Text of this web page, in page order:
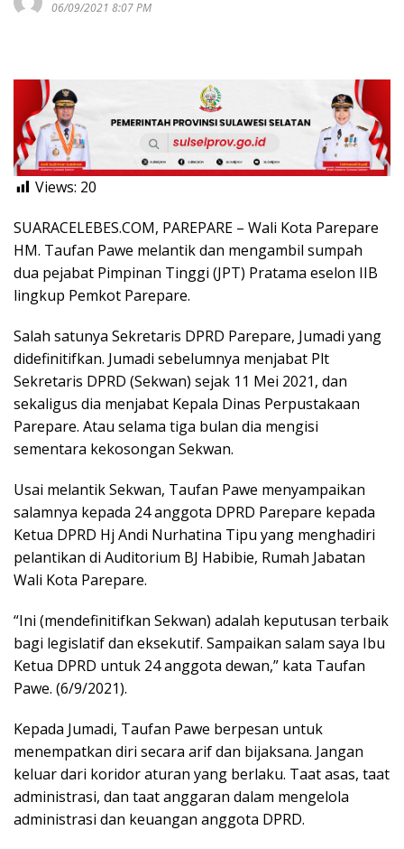
06/09/2021 8:07 PM
Views: 20
SUARACELEBES.COM, PAREPARE – Wali Kota Parepare
HM. Taufan Pawe melantik dan mengambil sumpah
dua pejabat Pimpinan Tinggi (JPT) Pratama eselon IIB
lingkup Pemkot Parepare.
Salah satunya Sekretaris DPRD Parepare, Jumadi yang
didefinitifkan. Jumadi sebelumnya menjabat Plt
Sekretaris DPRD (Sekwan) sejak 11 Mei 2021, dan
sekaligus dia menjabat Kepala Dinas Perpustakaan
Parepare. Atau selama tiga bulan dia mengisi
sementara kekosongan Sekwan.
Usai melantik Sekwan, Taufan Pawe menyampaikan
salamnya kepada 24 anggota DPRD Parepare kepada
Ketua DPRD Hj Andi Nurhatina Tipu yang menghadiri
pelantikan di Auditorium BJ Habibie, Rumah Jabatan
Wali Kota Parepare.
“Ini (mendefinitifkan Sekwan) adalah keputusan terbaik
bagi legislatif dan eksekutif. Sampaikan salam saya Ibu
Ketua DPRD untuk 24 anggota dewan,” kata Taufan
Pawe. (6/9/2021).
Kepada Jumadi, Taufan Pawe berpesan untuk
menempatkan diri secara arif dan bijaksana. Jangan
keluar dari koridor aturan yang berlaku. Taat asas, taat
administrasi, dan taat anggaran dalam mengelola
administrasi dan keuangan anggota DPRD.